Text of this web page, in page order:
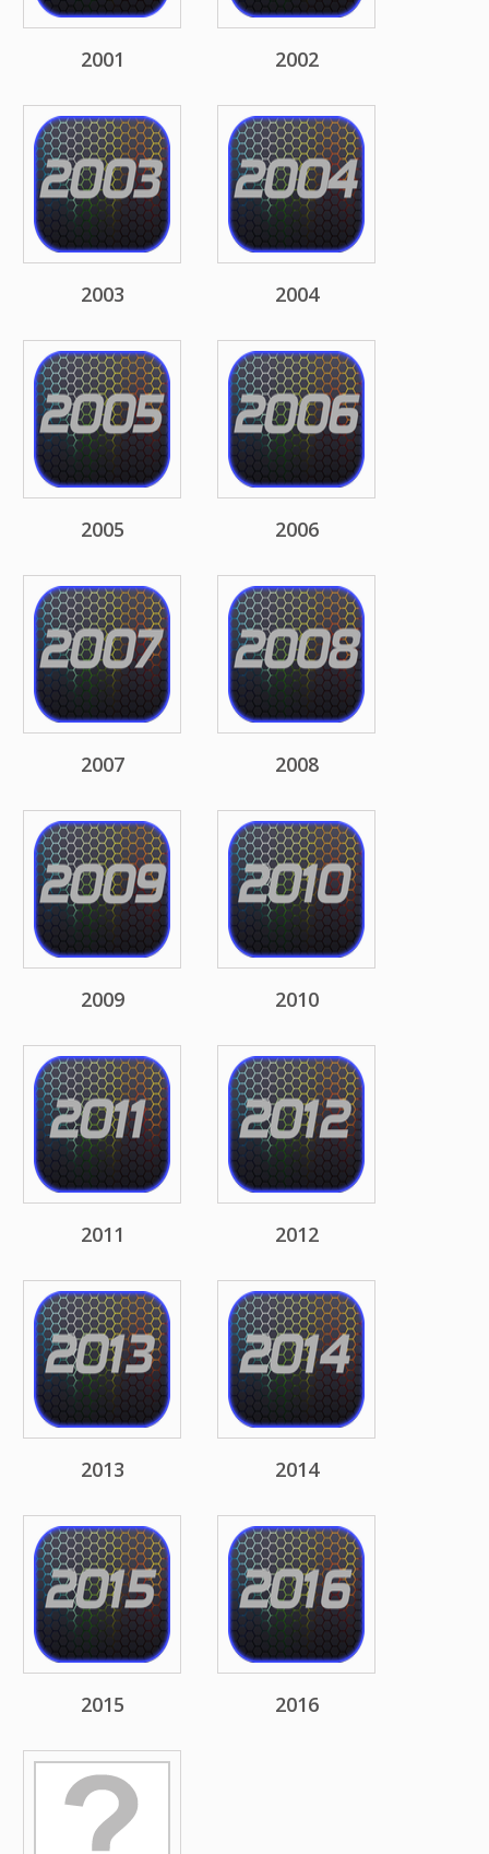
2001 2002
2003 2004
2005 2006
2007 2008
2009 2010
2011 2012
2013 2014
2015 2016